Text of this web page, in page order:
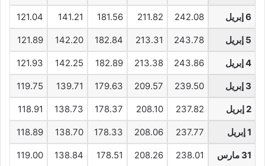
6 إبريل 242.08
211.82
181.56
141.21
121.04
5 إبريل 243.78
213.31
182.84
142.20
121.89
4 إبريل 243.86
213.38
182.89
142.25
121.93
3 إبريل 239.50
209.57
179.63
139.71
119.75
2 إبريل 237.82
208.10
178.37
138.73
118.91
1 إبريل 237.77
208.06
178.33
138.70
118.89
31 مارس 238.01
208.26
178.51
138.84
119.00